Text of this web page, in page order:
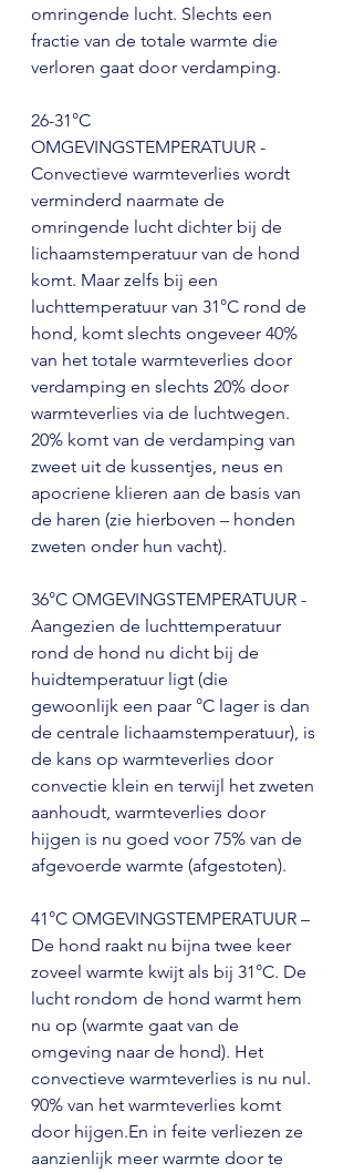
omringende lucht. Slechts een
fractie van de totale warmte die
verloren gaat door verdamping.
26-31°C
OMGEVINGSTEMPERATUUR -
Convectieve warmteverlies wordt
verminderd naarmate de
omringende lucht dichter bij de
lichaamstemperatuur van de hond
komt. Maar zelfs bij een
luchttemperatuur van 31°C rond de
hond, komt slechts ongeveer 40%
van het totale warmteverlies door
verdamping en slechts 20% door
warmteverlies via de luchtwegen.
20% komt van de verdamping van
zweet uit de kussentjes, neus en
apocriene klieren aan de basis van
de haren (zie hierboven – honden
zweten onder hun vacht).
36°C OMGEVINGSTEMPERATUUR -
Aangezien de luchttemperatuur
rond de hond nu dicht bij de
huidtemperatuur ligt (die
gewoonlijk een paar °C lager is dan
de centrale lichaamstemperatuur), is
de kans op warmteverlies door
convectie klein en terwijl het zweten
aanhoudt, warmteverlies door
hijgen is nu goed voor 75% van de
afgevoerde warmte (afgestoten).
41°C OMGEVINGSTEMPERATUUR –
De hond raakt nu bijna twee keer
zoveel warmte kwijt als bij 31°C. De
lucht rondom de hond warmt hem
nu op (warmte gaat van de
omgeving naar de hond). Het
convectieve warmteverlies is nu nul.
90% van het warmteverlies komt
door hijgen.En in feite verliezen ze
aanzienlijk meer warmte door te